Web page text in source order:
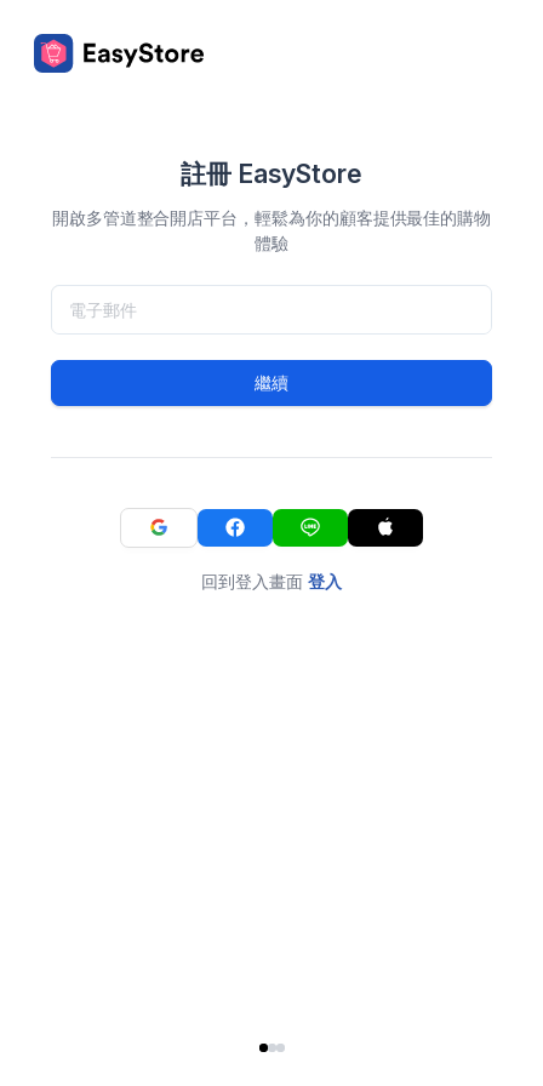
註冊 EasyStore
開啟多管道整合開店平台，輕鬆為你的顧客提供最佳的購物
體驗
繼續
回到登入畫面 登入